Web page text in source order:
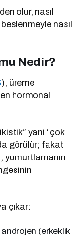
olur, nasıl
nasıl
Nedir?
), üreme
hormonal
yani “çok
görülür; fakat
yumurtlamanın
çıkar:
(erkeklik